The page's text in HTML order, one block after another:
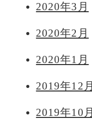
2020年3月
2020年2月
2020年1月
2019年12月
2019年10月